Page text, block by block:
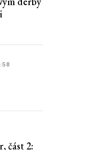
část 2: